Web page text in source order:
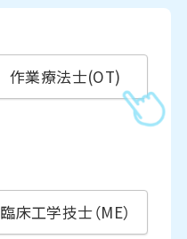
作業療法士(OT)
臨床工学技士（ME）